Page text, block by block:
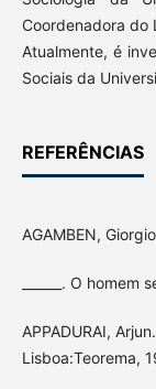
Coordenadora do
Atualmente, é
Sociais da
REFERÊNCIAS
AGAMBEN,
______. O
APPADURAI,
Lisboa:Teorema,